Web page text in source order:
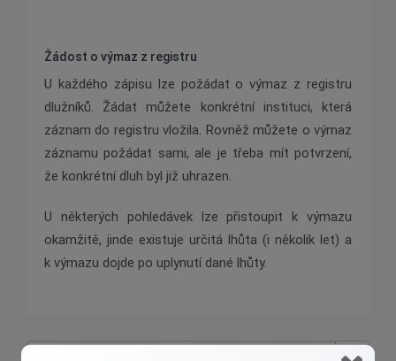
Žádost o výmaz z registru
U každého zápisu lze požádat o výmaz z registru
dlužníků. Žádat můžete konkrétní instituci, která
záznam do registru vložila. Rovněž můžete o výmaz
záznamu požádat sami, ale je třeba mít potvrzení,
že konkrétní dluh byl již uhrazen.
U některých pohledávek lze přistoupit k výmazu
okamžitě, jinde existuje určitá lhůta (i několik let) a
k výmazu dojde po uplynutí dané lhůty.